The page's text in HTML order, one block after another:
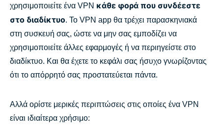
χρησιμοποιείτε ένα VPN κάθε φορά που συνδέεστε
στο διαδίκτυο. Το VPN app θα τρέχει παρασκηνιακά
στη συσκευή σας, ώστε να μην σας εμποδίζει να
χρησιμοποιείτε άλλες εφαρμογές ή να περιηγείστε στο
διαδίκτυο. Και θα έχετε το κεφάλι σας ήσυχο γνωρίζοντας
ότι το απόρρητό σας προστατεύεται πάντα.
Αλλά ορίστε μερικές περιπτώσεις στις οποίες ένα VPN
είναι ιδιαίτερα χρήσιμο: